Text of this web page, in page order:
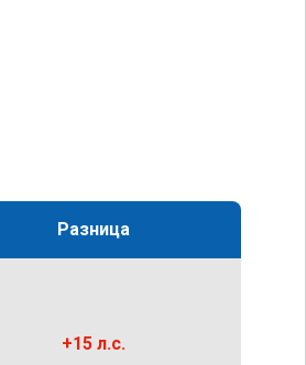
Разница
+15 л.с.